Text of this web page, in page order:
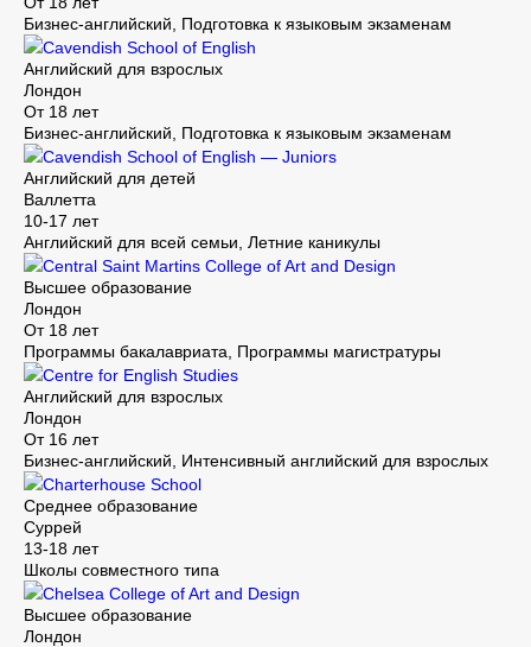
Бизнес-английский, Подготовка к языковым экзаменам
Cavendish School of English
Английский для взрослых
Лондон
От 18 лет
Бизнес-английский, Подготовка к языковым экзаменам
Cavendish School of English — Juniors
Английский для детей
Валлетта
10-17 лет
Английский для всей семьи, Летние каникулы
Central Saint Martins College of Art and Design
Высшее образование
Лондон
От 18 лет
Программы бакалавриата, Программы магистратуры
Centre for English Studies
Английский для взрослых
Лондон
От 16 лет
Бизнес-английский, Интенсивный английский для взрослых
Charterhouse School
Среднее образование
Суррей
13-18 лет
Школы совместного типа
Chelsea College of Art and Design
Высшее образование
Лондон